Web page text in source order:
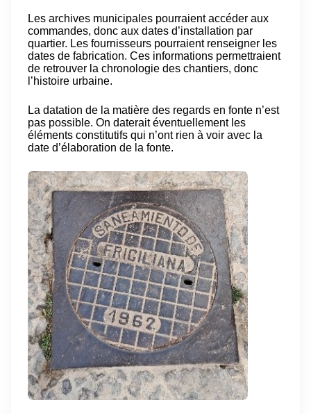
Les archives municipales pourraient accéder aux
commandes, donc aux dates d’installation par
quartier. Les fournisseurs pourraient renseigner les
dates de fabrication. Ces informations permettraient
de retrouver la chronologie des chantiers, donc
l’histoire urbaine.
La datation de la matière des regards en fonte n’est
pas possible. On daterait éventuellement les
éléments constitutifs qui n’ont rien à voir avec la
date d’élaboration de la fonte.